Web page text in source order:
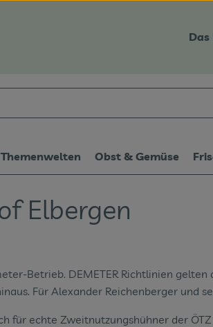
Das
Themenwelten Obst & Gemüse
Elbergen
Betrieb. DEMETER Richtlinien
Für Alexander Reichenberger und
für echte Zweitnutzungshühner der